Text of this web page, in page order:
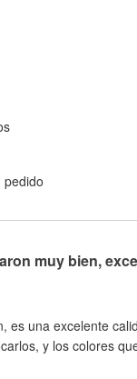
pedido
muy bien,
es una excelente
y los colores